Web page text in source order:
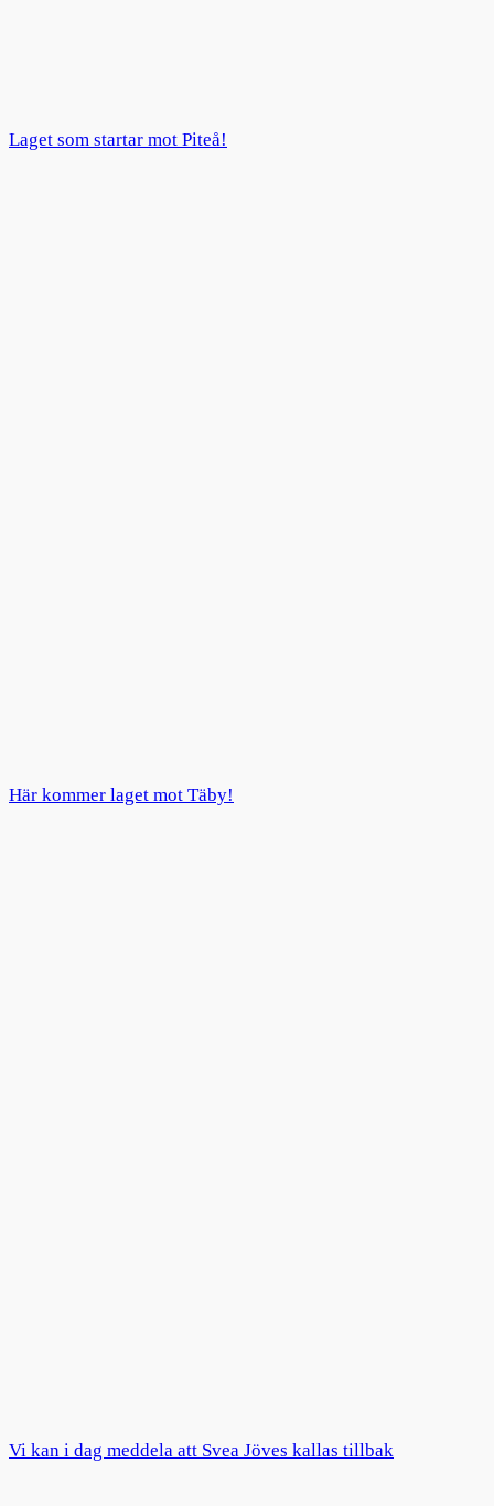
Laget som startar mot Piteå!
Här kommer laget mot Täby!
Vi kan i dag meddela att Svea Jöves kallas tillbak